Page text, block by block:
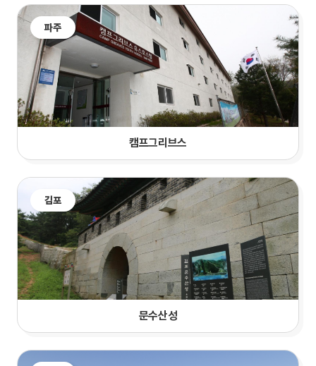
파주
캠프그리브스
김포
문수산성